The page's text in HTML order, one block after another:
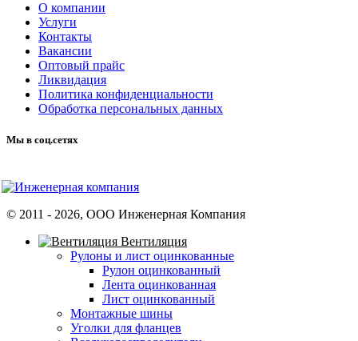
О компании
Услуги
Контакты
Вакансии
Оптовый прайс
Ликвидация
Политика конфиденциальности
Обработка персональных данных
Мы в соц.сетях
© 2011 - 2026, ООО Инженерная Компания
Вентиляция
Рулоны и лист оцинкованные
Рулон оцинкованный
Лента оцинкованная
Лист оцинкованный
Монтажные шины
Уголки для фланцев